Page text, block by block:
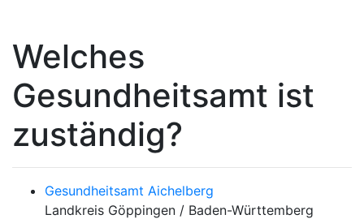
Welches
Gesundheitsamt ist
zuständig?
Gesundheitsamt Aichelberg
Landkreis Göppingen / Baden-Württemberg